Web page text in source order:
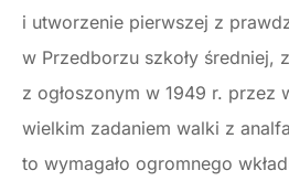
i utworzenie pierwszej z
w Przedborzu szkoły średniej,
z ogłoszonym w 1949 r. przez
wielkim zadaniem walki z
to wymagało ogromnego